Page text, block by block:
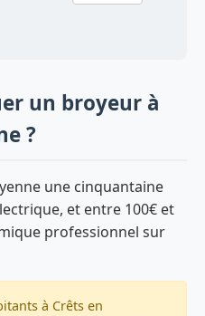
un broyeur à
?
une cinquantaine
et entre 100€ et
professionnel sur
à Crêts en